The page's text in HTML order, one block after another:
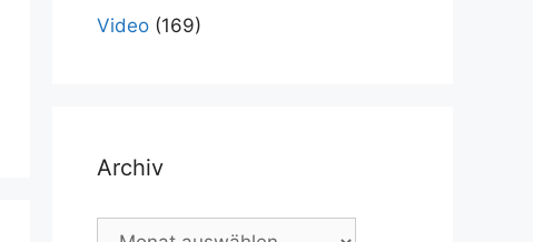
Video (169)
Archiv
Archiv